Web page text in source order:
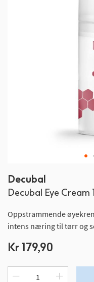
Decubal
Decubal Eye Cream
Oppstrammende
intens næring til tørr og
Kr 179,90
til
begynnelsen
bildegalleri